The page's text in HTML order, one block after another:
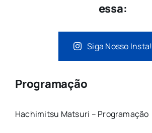
essa:
Siga Nosso Insta!
Programação
Hachimitsu Matsuri – Programação